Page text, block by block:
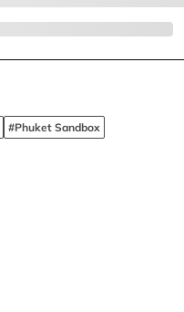
#Phuket Sandbox